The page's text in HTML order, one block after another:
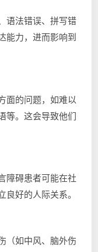
语法错误、拼写错
能力，进而影响到
面的问题，如难以
等。这会导致他们
障碍患者可能在社
良好的人际关系。
（如中风、脑外伤